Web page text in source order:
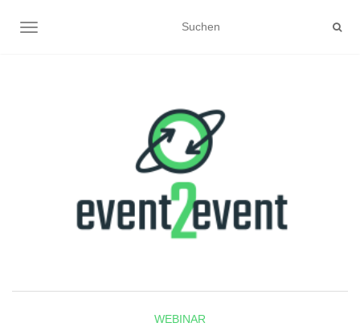
NAVIGATION UMSCHALTEN
WEBINAR